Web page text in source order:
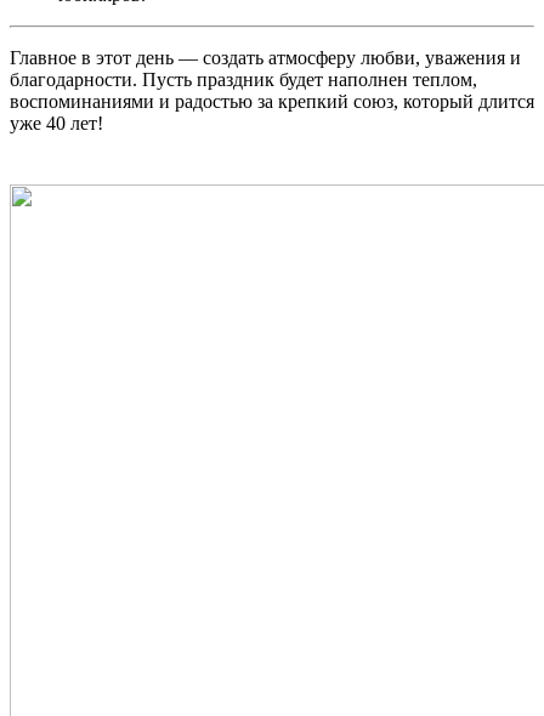
Главное в этот день — создать атмосферу любви, уважения и
благодарности. Пусть праздник будет наполнен теплом,
воспоминаниями и радостью за крепкий союз, который длится
уже 40 лет!